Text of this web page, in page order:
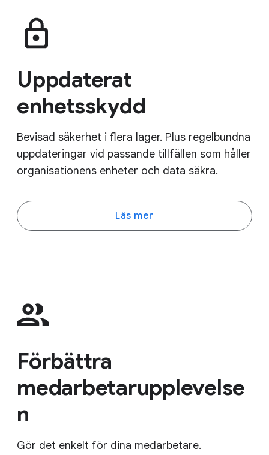
Uppdaterat
enhetsskydd
Bevisad säkerhet i flera lager. Plus regelbundna
uppdateringar vid passande tillfällen som håller
organisationens enheter och data säkra.
Läs mer
Förbättra
medarbetarupplevelse
n
Gör det enkelt för dina medarbetare.